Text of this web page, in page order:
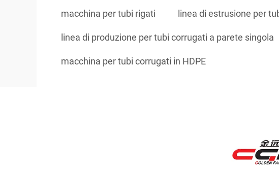
macchina per tubi rigati linea di estrusione per
linea di produzione per tubi corrugati a parete singola
macchina per tubi corrugati in HDPE